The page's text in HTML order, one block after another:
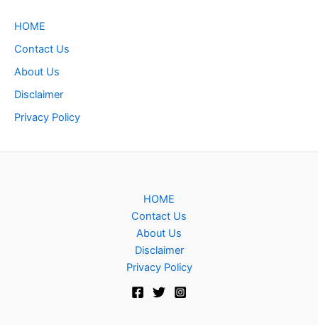
HOME
Contact Us
About Us
Disclaimer
Privacy Policy
HOME
Contact Us
About Us
Disclaimer
Privacy Policy